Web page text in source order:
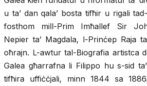
u ta’ dan qala’ bosta tifħir u rigali
fosthom mill-Prim Imħallef Sir
Nepier ta’ Magdala, l-Prinċep Raja
oħrajn. L-awtur tal-Biografia artistca
Galea għarrafna li Filippo hu s-sid
tifħira uffiċċjali, minn 1844 sa